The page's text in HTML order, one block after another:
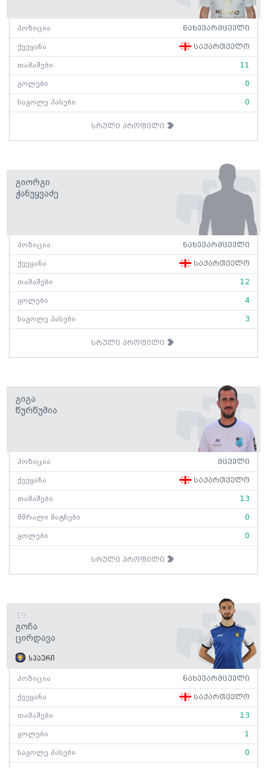
პოზიცია ნახევარმცველი
ქვეყანა საქართველო
თამაშები 11
გოლები 0
საგოლე პასები 0
სრული პროფილი
Გიორგი
Ჭანუყვაძე
პოზიცია ნახევარმცველი
ქვეყანა საქართველო
თამაშები 12
გოლები 4
საგოლე პასები 3
სრული პროფილი
Გიგა
Წურწუმია
პოზიცია მცველი
ქვეყანა საქართველო
თამაშები 13
მშრალი მატჩები 0
გოლები 0
სრული პროფილი
19
Გოჩა
Ცირდავა
სპაერი
პოზიცია ნახევარმცველი
ქვეყანა საქართველო
თამაშები 13
გოლები 1
საგოლე პასები 0